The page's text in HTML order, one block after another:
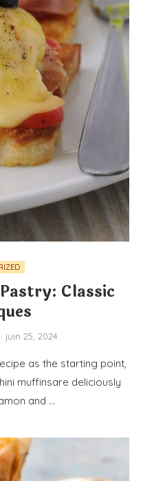
Classic
juin 25, 2024
as the starting point,
muffinsare deliciously
and …